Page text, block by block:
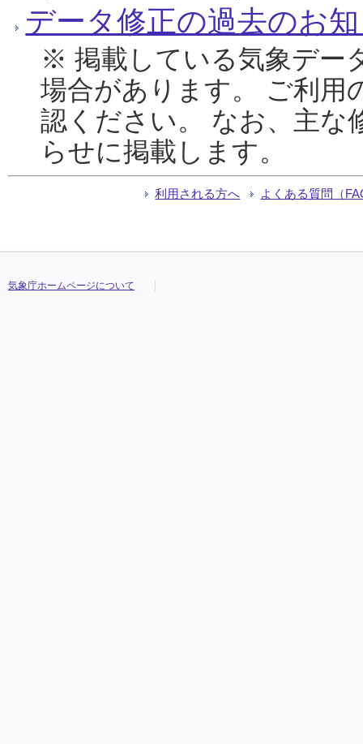
データ修正の過去のお
※ 掲載している気象デー
場合があります。 ご利用
認ください。 なお、主な
らせに掲載します。
利用される方へ よくある質問（
気象庁ホームページについて